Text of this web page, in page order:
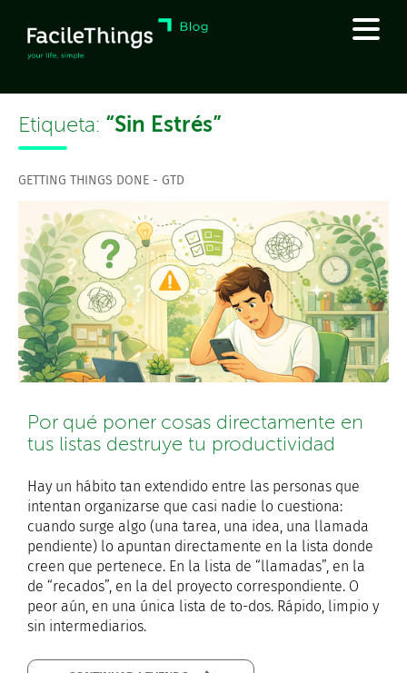
Etiqueta: “Sin Estrés”
GETTING THINGS DONE - GTD
Por qué poner cosas directamente en
tus listas destruye tu productividad
Hay un hábito tan extendido entre las personas que
intentan organizarse que casi nadie lo cuestiona:
cuando surge algo (una tarea, una idea, una llamada
pendiente) lo apuntan directamente en la lista donde
creen que pertenece. En la lista de “llamadas”, en la
de “recados”, en la del proyecto correspondiente. O
peor aún, en una única lista de to-dos. Rápido, limpio y
sin intermediarios.